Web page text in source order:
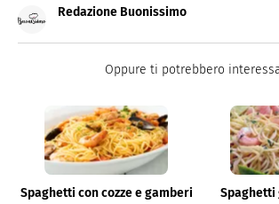
Redazione Buonissimo
quale trovi idee veloci, facili e
Oppure ti potrebbero
Spaghetti con cozze e gamberi Spaghetti